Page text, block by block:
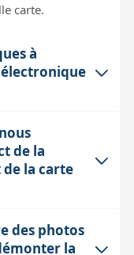
carte.
à
implique de
et des connexions
ou une
parties de la
d’erreur est
de la
de la carte
un micro-switch
des photos
la